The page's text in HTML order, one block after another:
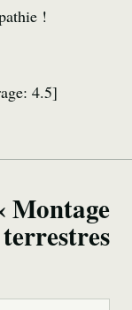
!
4.5]
Montage